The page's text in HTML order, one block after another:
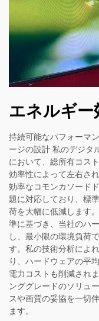
エネルギー
持続可能なパフォーマ
ージの設計 私のデジタ
において、総所有コス
効率性によって左右さ
効率なコモンカソード
題に対応しており、標
荷を大幅に低減します
準に基づき、当社のハ
し、最小限の環境負荷
す。私の技術分析によ
り、ハードウェアの平
電力コストも削減され
ンググレードのソリュ
スや画質の妥協を一切
ます。